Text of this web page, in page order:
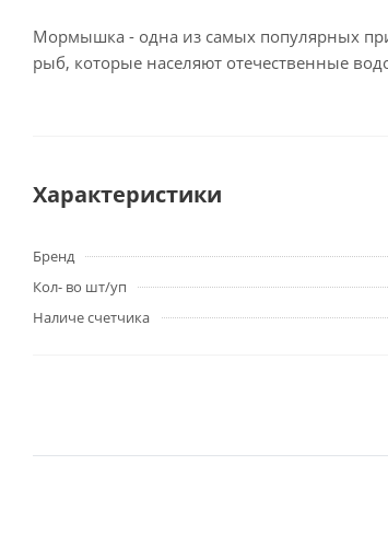
Мормышка - одна из самых популярных
рыб, которые населяют отечественные
Характеристики
Бренд
Кол- во шт/уп
Наличе счетчика